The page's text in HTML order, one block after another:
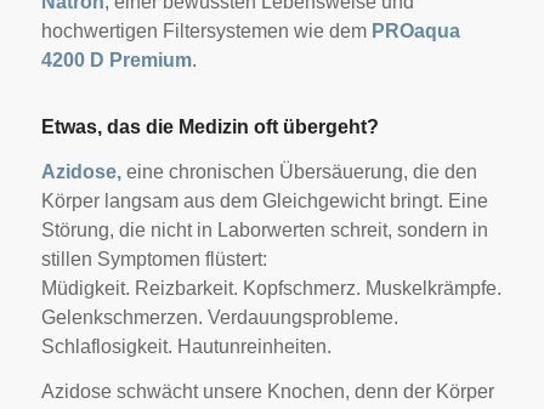
hochwertigen Filtersystemen wie dem PROaqua
4200 D Premium.
Etwas, das die Medizin oft übergeht?
Azidose, eine chronischen Übersäuerung, die den
Körper langsam aus dem Gleichgewicht bringt. Eine
Störung, die nicht in Laborwerten schreit, sondern in
stillen Symptomen flüstert:
Müdigkeit. Reizbarkeit. Kopfschmerz. Muskelkrämpfe.
Gelenkschmerzen. Verdauungsprobleme.
Schlaflosigkeit. Hautunreinheiten.
Azidose schwächt unsere Knochen, denn der Körper